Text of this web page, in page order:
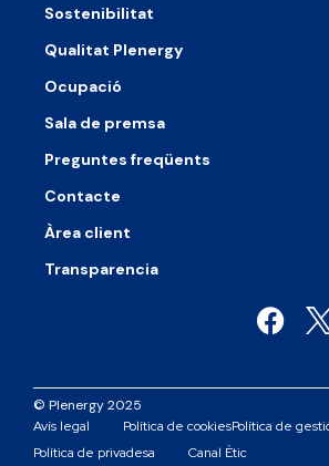
Sostenibilitat
Qualitat Plenergy
Ocupació
Sala de premsa
Preguntes freqüents
Contacte
Àrea client
Transparencia
© Plenergy 2025
Avís legal
Política de cookiesPolítica de
Política de privadesa
Canal Ètic